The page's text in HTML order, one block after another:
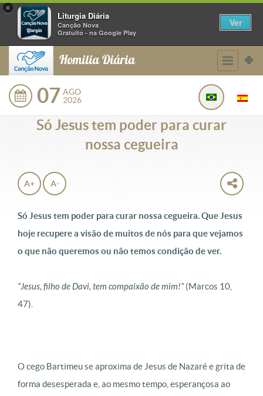
×
Liturgia Diária
Canção Nova
Gratuito - na Google Play
Ver
Homilia Diária
07 AGO
2026
Só Jesus tem poder para curar
nossa cegueira
A+ A-
Só Jesus tem poder para curar nossa cegueira. Que Jesus
hoje recupere a visão de muitos de nós para que vejamos
o que não queremos ou não temos condição de ver.
“Jesus, filho de Davi, tem compaixão de mim!”(Marcos 10,
47).
O cego Bartimeu se aproxima de Jesus de Nazaré e grita de
forma desesperada e, ao mesmo tempo, esperançosa ao